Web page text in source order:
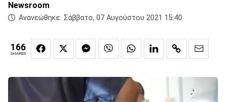
Newsroom
Ανανεώθηκε: Σάββατο, 07 Αυγούστου 2021 15:40
166
SHARES